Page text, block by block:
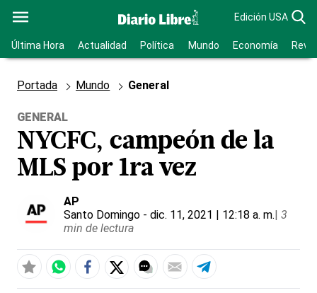
Edición USA
Última Hora Actualidad Política Mundo Economía
Portada Mundo General
GENERAL
NYCFC, campeón de la
MLS por 1ra vez
AP
Santo Domingo - dic. 11, 2021 | 12:18 a. m.| 3
min de lectura